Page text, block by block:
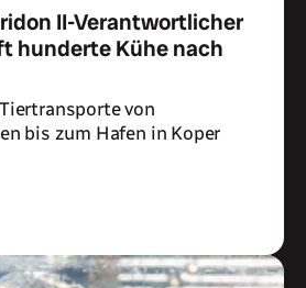
II-Verantwortlicher
hunderte Kühe nach
von
bis zum Hafen in Koper